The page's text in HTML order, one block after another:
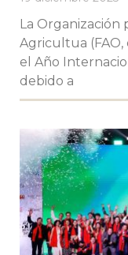
La Organización
Agricultua (FAO,
el Año
debido a